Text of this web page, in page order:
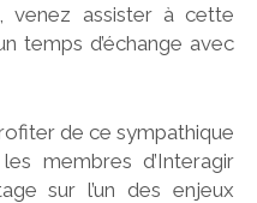
venez assister à cette
temps d’échange avec
de ce sympathique
membres d’Interagir
sur l’un des enjeux